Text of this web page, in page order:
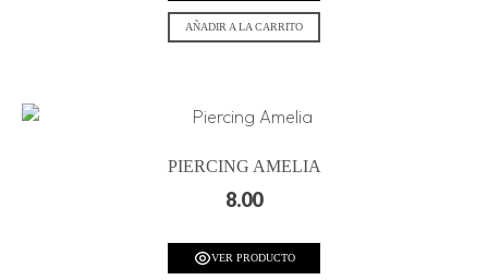
AÑADIR A LA CARRITO
PIERCING AMELIA
8.00
VER PRODUCTO